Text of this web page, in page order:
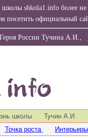
shkola1.info более
посетить официальный
России Тучина А.И.,
школы
Тучин А.И.
Точка роста